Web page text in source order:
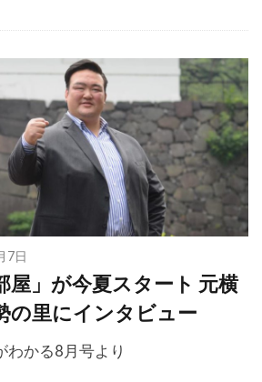
7日
屋」が今夏スタート 元横
の里にインタビュー
わかる8月号より